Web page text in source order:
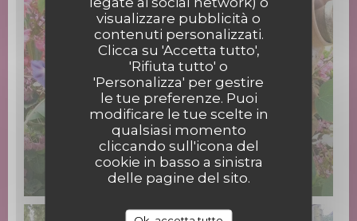
visualizzare pubblicità o
contenuti personalizzati.
Clicca su 'Accetta tutto',
'Rifiuta tutto' o
'Personalizza' per gestire
le tue preferenze. Puoi
modificare le tue scelte in
qualsiasi momento
cliccando sull'icona del
cookie in basso a sinistra
delle pagine del sito.